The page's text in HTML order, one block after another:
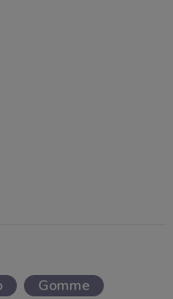
Gomme